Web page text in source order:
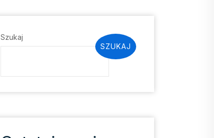
Szukaj
SZUKAJ